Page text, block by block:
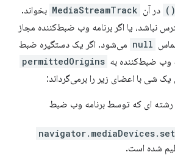
در آن MediaStreamTrack بخواند.
نباشد، یا اگر برنامه وب ضبط‌کننده مجاز
null می‌شود. اگر یک دستگیره ضبط
وب ضبط‌کننده به permittedOrigins
یک شی با اعضای زیر را برمی‌گرداند:
رشته ای که توسط برنامه وب ضبط
شده است.